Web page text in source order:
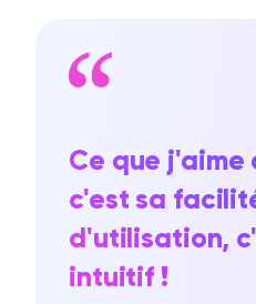
Ce que j'aime
c'est sa
d'utilisation,
intuitif !